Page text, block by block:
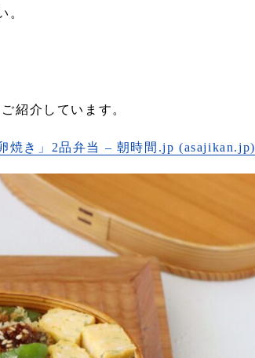
。
紹介しています。
焼き」2品弁当 – 朝時間.jp (asajikan.jp)